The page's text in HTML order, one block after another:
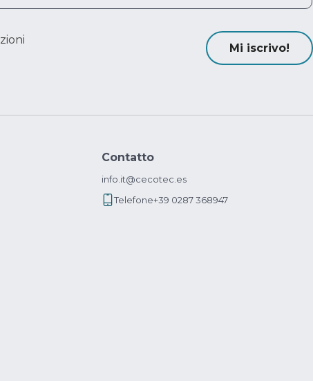
Mi iscrivo!
Contatto
info.it@cecotec.es
Telefone+39 0287 368947